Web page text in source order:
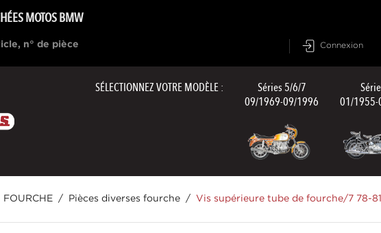
MOTOS BMW
Connexion
SÉLECTIONNEZ VOTRE MODÈLE :
Séries 5/6/7
09/1969-09/1996
01/1955-
FOURCHE Pièces diverses fourche Vis supérieure tube de fourche/7 78-81